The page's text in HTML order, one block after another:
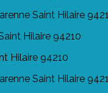
Saint Hilaire
Hilaire 94210
Hilaire 94210
Saint Hilaire